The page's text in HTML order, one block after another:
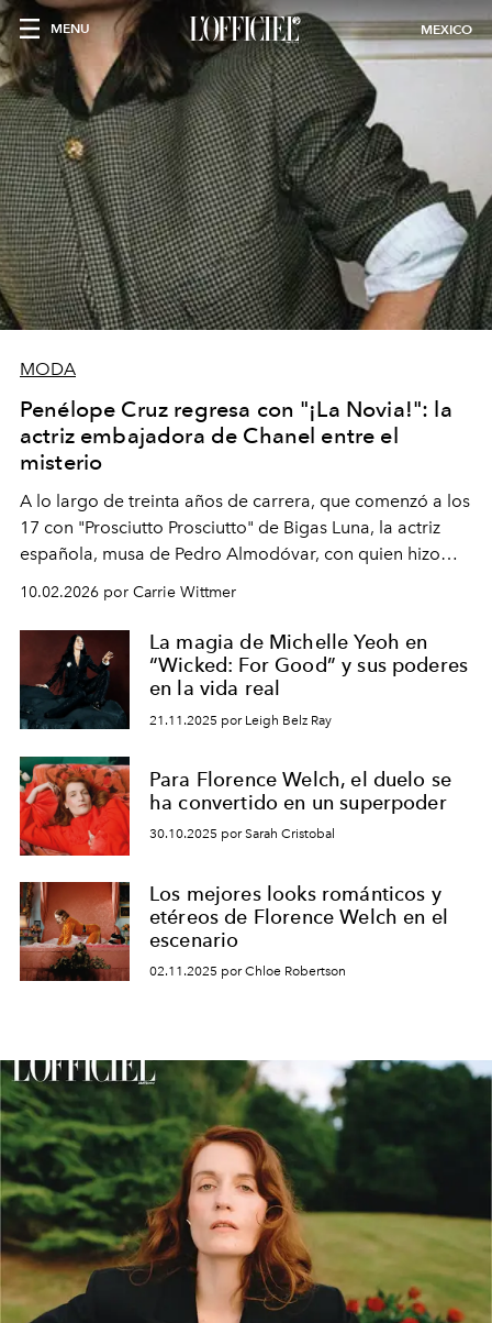
MENU MEXICO
MODA
Penélope Cruz regresa con "¡La Novia!": la
actriz embajadora de Chanel entre el
misterio
A lo largo de treinta años de carrera, que comenzó a los
17 con "Prosciutto Prosciutto" de Bigas Luna, la actriz
española, musa de Pedro Almodóvar, con quien hizo
Barcelona", ha dividido su tiempo entre Europa y
Estados Unidos. Su nueva película, "¡La novia!", está
dirigida por Maggie Gyllenhaal.
10.02.2026 por Carrie Wittmer
La magia de Michelle Yeoh en
“Wicked: For Good” y sus poderes
en la vida real
21.11.2025 por Leigh Belz Ray
Para Florence Welch, el duelo se
ha convertido en un superpoder
30.10.2025 por Sarah Cristobal
Los mejores looks románticos y
etéreos de Florence Welch en el
escenario
02.11.2025 por Chloe Robertson